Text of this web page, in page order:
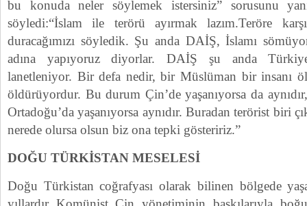
bu konuda neler söylemek istersiniz” sorusunu
söyledi:“İslam ile terörü ayırmak lazım.Teröre
duracağımızı söyledik. Şu anda DAİŞ, İslamı
adına yapıyoruz diyorlar. DAİŞ şu anda
lanetleniyor. Bir defa nedir, bir Müslüman bir insanı
öldürüyordur. Bu durum Çin’de yaşanıyorsa da
Ortadoğu’da yaşanıyorsa aynıdır. Buradan terörist biri
nerede olursa olsun biz ona tepki gösteririz.”
DOĞU TÜRKİSTAN MESELESİ
Doğu Türkistan coğrafyası olarak bilinen bölgede